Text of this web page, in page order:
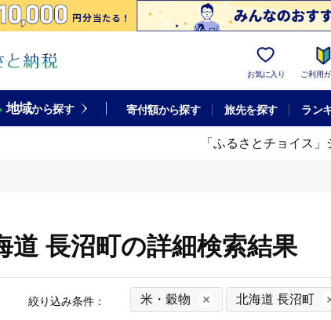
お気に入り ご利用
地域から探す 寄付額から探す 旅先を探す ラン
「ふるさとチョイス
道 長沼町の詳細検索結果
絞り込み条件： 米・穀物 北海道 長沼町